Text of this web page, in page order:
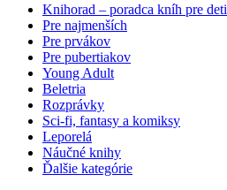
Knihorad – poradca kníh pre deti
Pre najmenších
Pre prvákov
Pre pubertiakov
Young Adult
Beletria
Rozprávky
Sci-fi, fantasy a komiksy
Leporelá
Náučné knihy
Ďalšie kategórie